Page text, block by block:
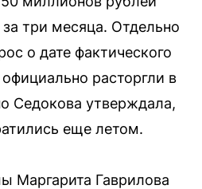
три месяца. Отдельно
о дате фактического
расторгли в
Седокова утверждала,
еще летом.
Маргарита Гаврилова